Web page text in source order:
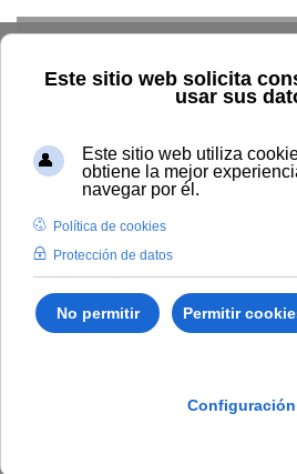
Inicio BOUNIA Bounia Número 4
Bounia Número 4
Miércoles, 21 Febrero 2024